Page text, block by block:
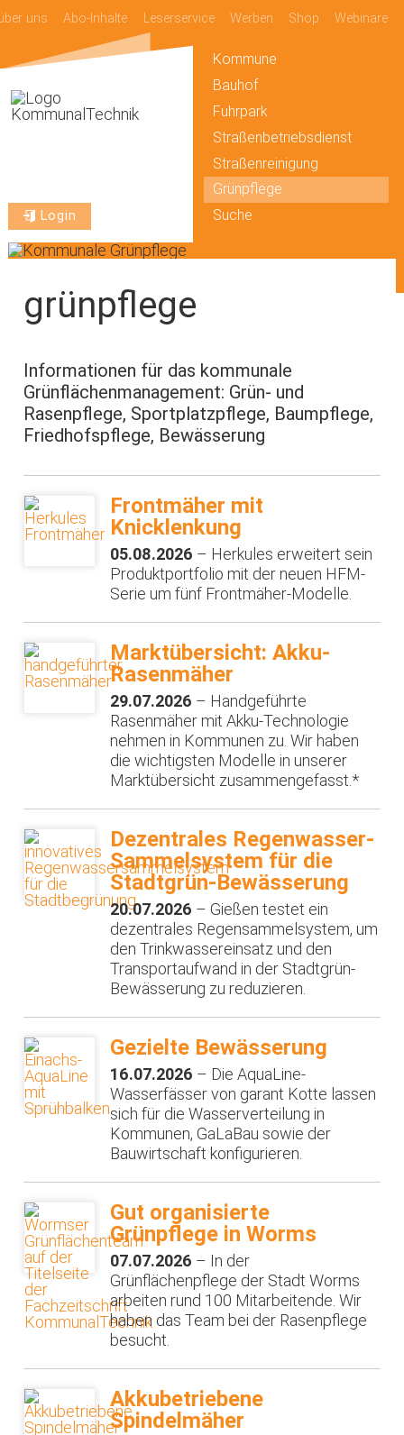
uns Abo-Inhalte Leserservice Werben Shop Webinare
Login
Kommune
Bauhof
Fuhrpark
Straßenbetriebsdienst
Straßenreinigung
Grünpflege
Suche
grünpflege
Informationen für das kommunale
Grünflächenmanagement: Grün- und
Rasenpflege, Sportplatzpflege, Baumpflege,
Friedhofspflege, Bewässerung
Frontmäher mit
Knicklenkung
05.08.2026 – Herkules erweitert sein
Produktportfolio mit der neuen HFM-
Serie um fünf Frontmäher-Modelle.
Marktübersicht: Akku-
Rasenmäher
29.07.2026 – Handgeführte
Rasenmäher mit Akku-Technologie
nehmen in Kommunen zu. Wir haben
die wichtigsten Modelle in unserer
Marktübersicht zusammengefasst.*
Dezentrales Regenwasser-
Sammelsystem für die
Stadtgrün-Bewässerung
20.07.2026 – Gießen testet ein
dezentrales Regensammelsystem, um
den Trinkwassereinsatz und den
Transportaufwand in der Stadtgrün-
Bewässerung zu reduzieren.
Gezielte Bewässerung
16.07.2026 – Die AquaLine-
Wasserfässer von garant Kotte lassen
sich für die Wasserverteilung in
Kommunen, GaLaBau sowie der
Bauwirtschaft konfigurieren.
Gut organisierte
Grünpflege in Worms
07.07.2026 – In der
Grünflächenpflege der Stadt Worms
arbeiten rund 100 Mitarbeitende. Wir
haben das Team bei der Rasenpflege
besucht.
Akkubetriebene
Spindelmäher